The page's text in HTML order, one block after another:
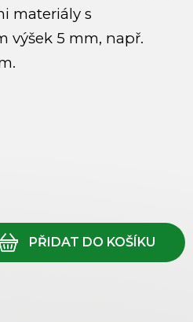
materiály s
výšek 5 mm, např.